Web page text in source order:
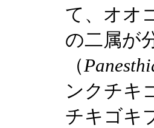
て、オオ
の二属が
（
ンクチキ
チキゴキ